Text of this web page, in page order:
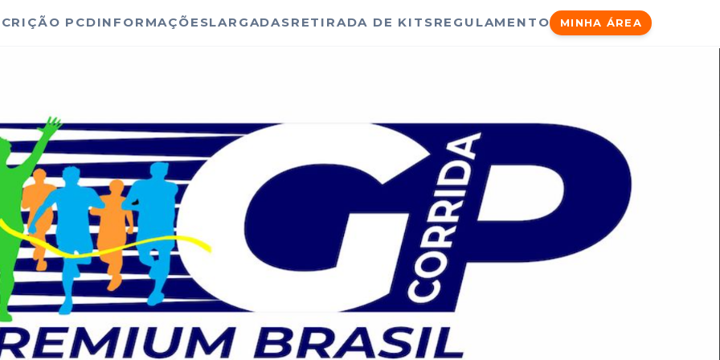
PCDINFORMAÇÕESLARGADASRETIRADA DE KITSREGULAMENTO MINHA ÁREA